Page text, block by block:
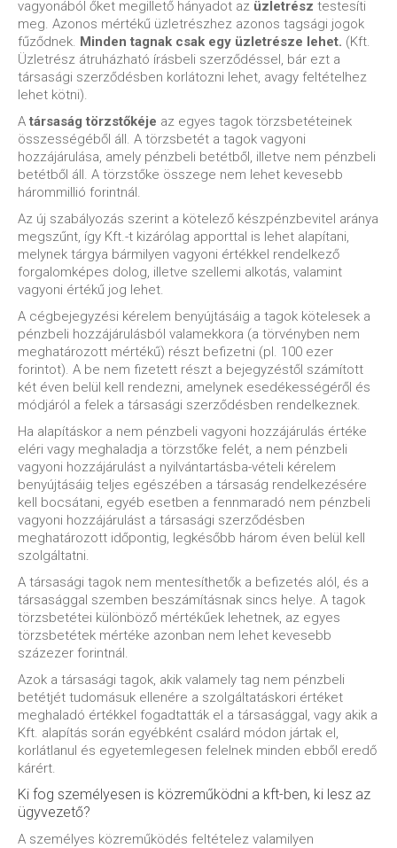
vagyonából őket megillető hányadot az üzletrész testesíti
meg. Azonos mértékű üzletrészhez azonos tagsági jogok
fűződnek. Minden tagnak csak egy üzletrésze lehet. (Kft.
Üzletrész átruházható írásbeli szerződéssel, bár ezt a
társasági szerződésben korlátozni lehet, avagy feltételhez
lehet kötni).
A társaság törzstőkéje az egyes tagok törzsbetéteinek
összességéből áll. A törzsbetét a tagok vagyoni
hozzájárulása, amely pénzbeli betétből, illetve nem pénzbeli
betétből áll. A törzstőke összege nem lehet kevesebb
hárommillió forintnál.
Az új szabályozás szerint a kötelező készpénzbevitel aránya
megszűnt, így Kft.-t kizárólag apporttal is lehet alapítani,
melynek tárgya bármilyen vagyoni értékkel rendelkező
forgalomképes dolog, illetve szellemi alkotás, valamint
vagyoni értékű jog lehet.
A cégbejegyzési kérelem benyújtásáig a tagok kötelesek a
pénzbeli hozzájárulásból valamekkora (a törvényben nem
meghatározott mértékű) részt befizetni (pl. 100 ezer
forintot). A be nem fizetett részt a bejegyzéstől számított
két éven belül kell rendezni, amelynek esedékességéről és
módjáról a felek a társasági szerződésben rendelkeznek.
Ha alapításkor a nem pénzbeli vagyoni hozzájárulás értéke
eléri vagy meghaladja a törzstőke felét, a nem pénzbeli
vagyoni hozzájárulást a nyilvántartásba-vételi kérelem
benyújtásáig teljes egészében a társaság rendelkezésére
kell bocsátani, egyéb esetben a fennmaradó nem pénzbeli
vagyoni hozzájárulást a társasági szerződésben
meghatározott időpontig, legkésőbb három éven belül kell
szolgáltatni.
A társasági tagok nem mentesíthetők a befizetés alól, és a
társasággal szemben beszámításnak sincs helye. A tagok
törzsbetétei különböző mértékűek lehetnek, az egyes
törzsbetétek mértéke azonban nem lehet kevesebb
százezer forintnál.
Azok a társasági tagok, akik valamely tag nem pénzbeli
betétjét tudomásuk ellenére a szolgáltatáskori értéket
meghaladó értékkel fogadtatták el a társasággal, vagy akik a
Kft. alapítás során egyébként csalárd módon jártak el,
korlátlanul és egyetemlegesen felelnek minden ebből eredő
kárért.
Ki fog személyesen is közreműködni a kft-ben, ki lesz az
ügyvezető?
A személyes közreműködés feltételez valamilyen